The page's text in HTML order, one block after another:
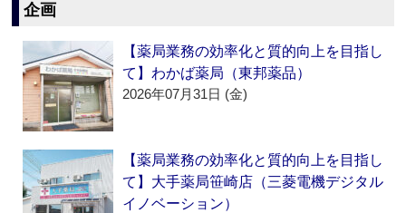
企画
【薬局業務の効率化と質的向上を目指し
て】わかば薬局（東邦薬品）
2026年07月31日 (金)
【薬局業務の効率化と質的向上を目指し
て】大手薬局笹崎店（三菱電機デジタル
イノベーション）